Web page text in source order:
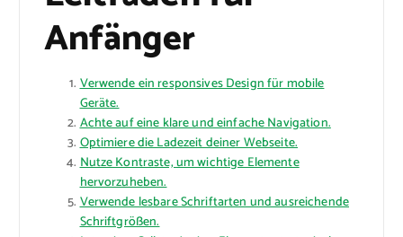
Anfänger
Verwende ein responsives Design für mobile
Geräte.
Achte auf eine klare und einfache Navigation.
Optimiere die Ladezeit deiner Webseite.
Nutze Kontraste, um wichtige Elemente
hervorzuheben.
Verwende lesbare Schriftarten und ausreichende
Schriftgrößen.